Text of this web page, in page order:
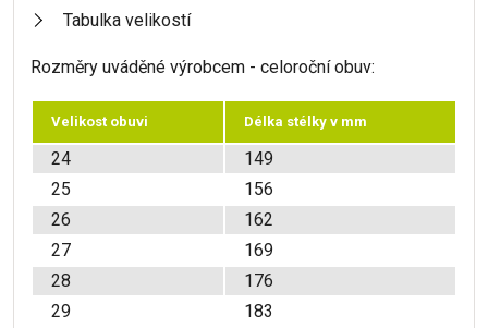
Tabulka velikostí
Rozměry uváděné výrobcem - celoroční obuv:
Velikost obuvi Délka stélky v mm
24
149
25
156
26
162
27
169
28
176
29
183